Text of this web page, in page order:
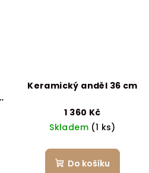
Keramický anděl 36 cm
1 360 Kč
Skladem (1 ks)
Do košíku